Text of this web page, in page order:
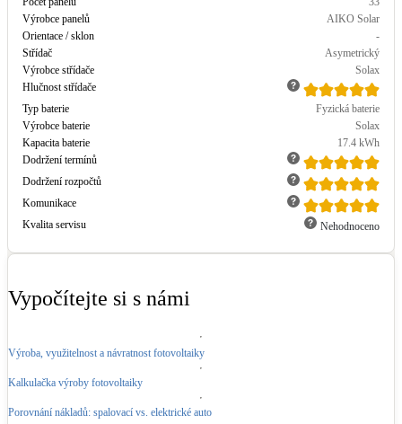
Výrobce panelů
AIKO Solar
Orientace / sklon
-
Střídač
Asymetrický
Výrobce střídače
Solax
Hlučnost střídače
Typ baterie
Fyzická baterie
Výrobce baterie
Solax
Kapacita baterie
17.4 kWh
Dodržení termínů
Dodržení rozpočtů
Komunikace
Kvalita servisu
Nehodnoceno
Vypočítejte si s námi
Výroba, využitelnost a návratnost fotovoltaiky
Kalkulačka výroby fotovoltaiky
Porovnání nákladů: spalovací vs. elektrické auto